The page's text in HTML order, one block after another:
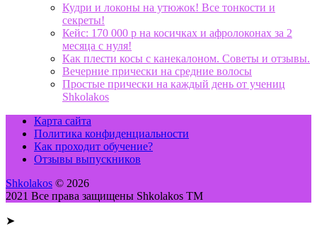
Кудри и локоны на утюжок! Все тонкости и
секреты!
Кейс: 170 000 р на косичках и афролоконах за 2
месяца с нуля!
Как плести косы с канекалоном. Советы и отзывы.
Вечерние прически на средние волосы
Простые прически на каждый день от учениц
Shkolakos
Карта сайта
Политика конфиденциальности
Как проходит обучение?
Отзывы выпускников
Shkolakos © 2026
2021 Все права защищены Shkolakos TM
➤